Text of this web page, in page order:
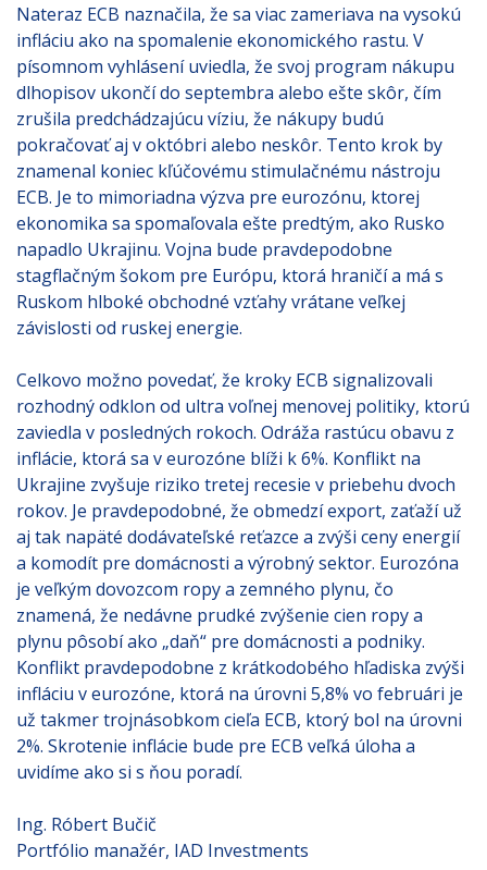
Nateraz ECB naznačila, že sa viac zameriava na vysokú
infláciu ako na spomalenie ekonomického rastu. V
písomnom vyhlásení uviedla, že svoj program nákupu
dlhopisov ukončí do septembra alebo ešte skôr, čím
zrušila predchádzajúcu víziu, že nákupy budú
pokračovať aj v októbri alebo neskôr. Tento krok by
znamenal koniec kľúčovému stimulačnému nástroju
ECB. Je to mimoriadna výzva pre eurozónu, ktorej
ekonomika sa spomaľovala ešte predtým, ako Rusko
napadlo Ukrajinu. Vojna bude pravdepodobne
stagflačným šokom pre Európu, ktorá hraničí a má s
Ruskom hlboké obchodné vzťahy vrátane veľkej
závislosti od ruskej energie.
Celkovo možno povedať, že kroky ECB signalizovali
rozhodný odklon od ultra voľnej menovej politiky, ktorú
zaviedla v posledných rokoch. Odráža rastúcu obavu z
inflácie, ktorá sa v eurozóne blíži k 6%. Konflikt na
Ukrajine zvyšuje riziko tretej recesie v priebehu dvoch
rokov. Je pravdepodobné, že obmedzí export, zaťaží už
aj tak napäté dodávateľské reťazce a zvýši ceny energií
a komodít pre domácnosti a výrobný sektor. Eurozóna
je veľkým dovozcom ropy a zemného plynu, čo
znamená, že nedávne prudké zvýšenie cien ropy a
plynu pôsobí ako „daň“ pre domácnosti a podniky.
Konflikt pravdepodobne z krátkodobého hľadiska zvýši
infláciu v eurozóne, ktorá na úrovni 5,8% vo februári je
už takmer trojnásobkom cieľa ECB, ktorý bol na úrovni
2%. Skrotenie inflácie bude pre ECB veľká úloha a
uvidíme ako si s ňou poradí.
Ing. Róbert Bučič
Portfólio manažér, IAD Investments